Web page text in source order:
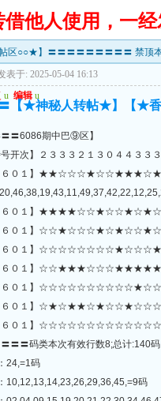
他人使用，一
区○○★】〓〓〓〓〓〓〓〓〓 禁顶
表于: 2025-05-04 16:13
u 编辑 u
【★神秘人转帖★】【★
〓〓6086期中巴⑨区】
开次】２３３３２１３０４４３３
１６０１】
１６０１】
１６０１】
１６０１】
１６０１】
１６０１】
１６０１】
１６０１】
〓〓码类本次有效行数8;总计:140
24,=1码
10,12,13,14,23,26,29,36,45,=9码